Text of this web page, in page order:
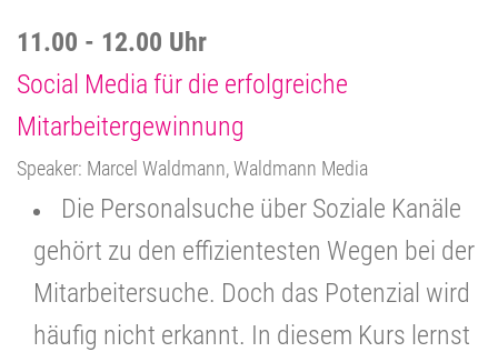
11.00 - 12.00 Uhr
Social Media für die erfolgreiche
Mitarbeitergewinnung
Speaker: Marcel Waldmann, Waldmann Media
Die Personalsuche über Soziale Kanäle
gehört zu den effizientesten Wegen bei der
Mitarbeitersuche. Doch das Potenzial wird
häufig nicht erkannt. In diesem Kurs lernst